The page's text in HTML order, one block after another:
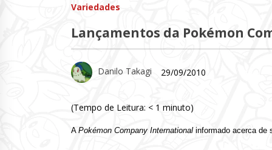
Variedades
Lançamentos da Pokémon
Danilo Takagi 29/09/2010
(Tempo de Leitura: < 1 minuto)
A Pokémon Company Internationalinformado acerca de